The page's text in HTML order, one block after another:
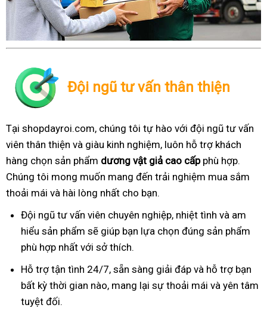
Đội ngũ tư vấn thân thiện
Tại shopdayroi.com, chúng tôi tự hào với đội ngũ tư vấn
viên thân thiện và giàu kinh nghiệm, luôn hỗ trợ khách
hàng chọn sản phẩm dương vật giả cao cấpphù hợp.
Chúng tôi mong muốn mang đến trải nghiệm mua sắm
thoải mái và hài lòng nhất cho bạn.
Đội ngũ tư vấn viên chuyên nghiệp, nhiệt tình và am
hiểu sản phẩm sẽ giúp bạn lựa chọn đúng sản phẩm
phù hợp nhất với sở thích.
Hỗ trợ tận tình 24/7, sẵn sàng giải đáp và hỗ trợ bạn
bất kỳ thời gian nào, mang lại sự thoải mái và yên tâm
tuyệt đối.